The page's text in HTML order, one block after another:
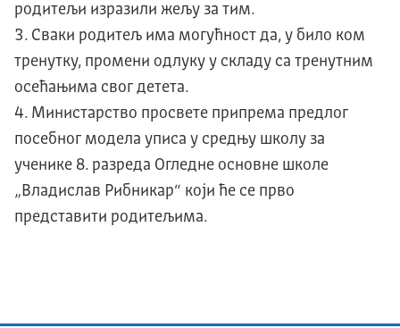
родитељи изразили жељу за тим.
Сваки родитељ има могућност да, у било ком
тренутку, промени одлуку у складу са тренутним
осећањима свог детета.
Министарство просвете припрема предлог
посебног модела уписа у средњу школу за
ученике 8. разреда Огледне основне школе
„Владислав Рибникар“ који ће се прво
представити родитељима.